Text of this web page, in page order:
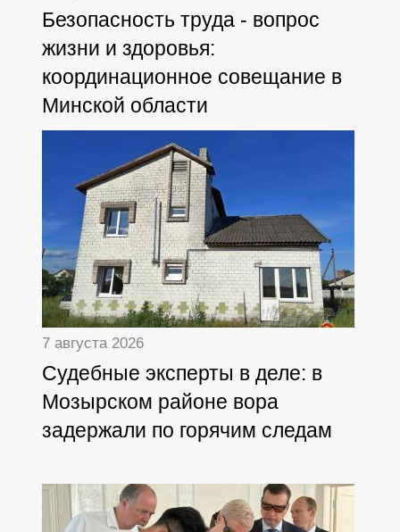
Безопасность труда - вопрос
жизни и здоровья:
координационное совещание в
Минской области
7 августа 2026
Судебные эксперты в деле: в
Мозырском районе вора
задержали по горячим следам